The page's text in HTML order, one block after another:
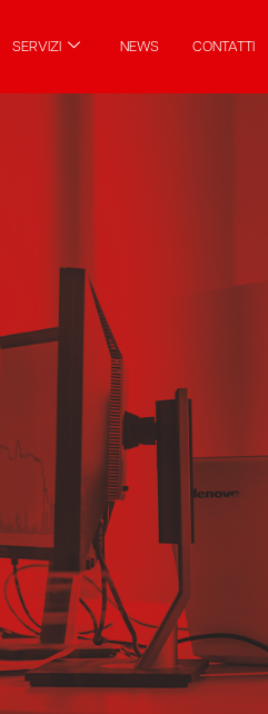
SERVIZI NEWS CONTATTI